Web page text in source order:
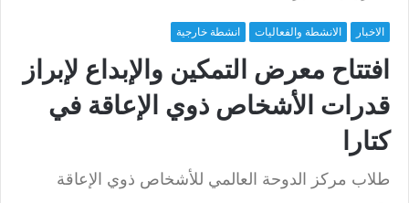
الاخبار الانشطة والفعاليات انشطة خارجية
افتتاح معرض التمكين والإبداع لإبراز
قدرات الأشخاص ذوي الإعاقة في
كتارا
طلاب مركز الدوحة العالمي للأشخاص ذوي الإعاقة